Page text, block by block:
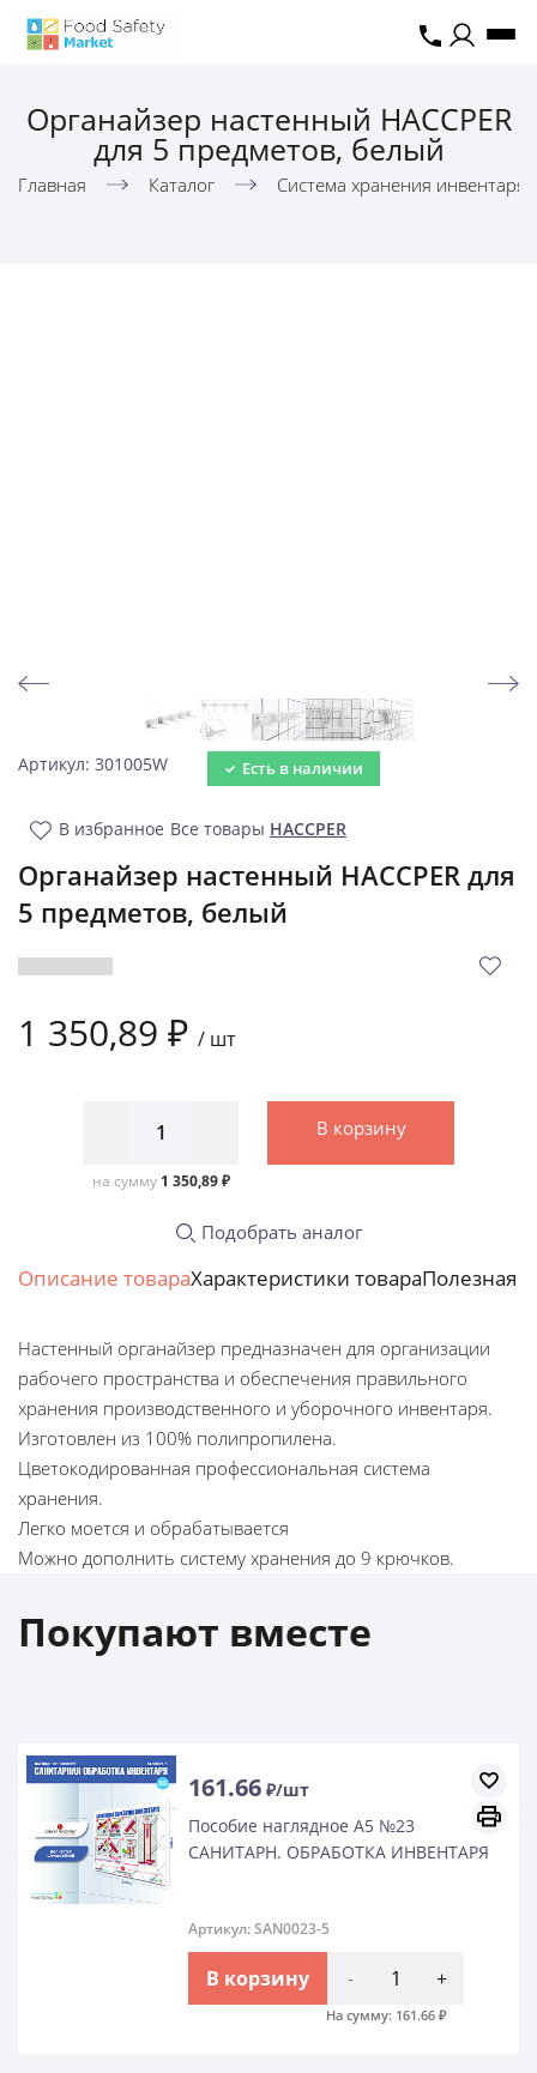
Органайзер настенный HACCPER
для 5 предметов, белый
Главная Каталог Система хранения
Артикул: 301005W Есть в наличии
В избранное Все товары HACCPER
Органайзер настенный HACCPER для
5 предметов, белый
1 350,89 ₽ / шт
на сумму 1 350,89 ₽
В корзину
Подобрать аналог
Описание товараХарактеристики товараПолезная
Настенный органайзер предназначен для организации
рабочего пространства и обеспечения правильного
хранения производственного и уборочного инвентаря.
Изготовлен из 100% полипропилена.
Цветокодированная профессиональная система
хранения.
Легко моется и обрабатывается
Можно дополнить систему хранения до 9 крючков.
Покупают вместе
₽/шт
наглядное А5 №23
ОБРАБОТКА ИНВЕНТАРЯ